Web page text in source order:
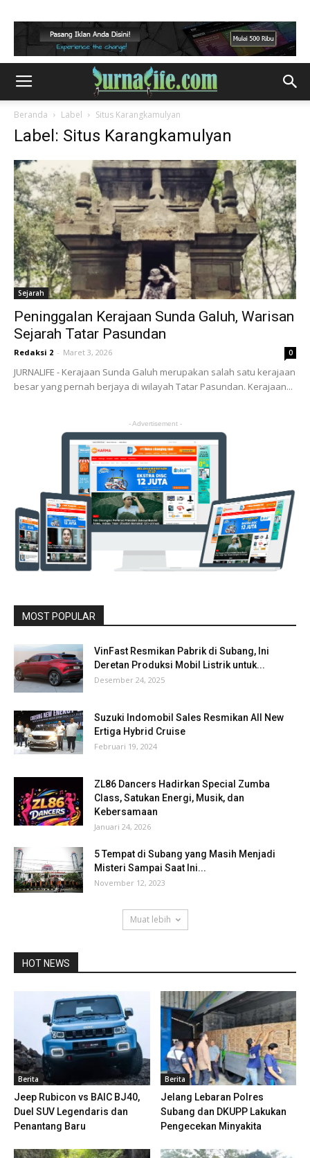
Beranda Label Situs Karangkamulyan
Label: Situs Karangkamulyan
Sejarah
Peninggalan Kerajaan Sunda Galuh, Warisan
Sejarah Tatar Pasundan
Redaksi 2 - Maret 3, 2026 0
JURNALIFE - Kerajaan Sunda Galuh merupakan salah satu kerajaan
besar yang pernah berjaya di wilayah Tatar Pasundan. Kerajaan...
- Advertisement -
MOST POPULAR
VinFast Resmikan Pabrik di Subang, Ini
Deretan Produksi Mobil Listrik untuk...
Desember 24, 2025
Suzuki Indomobil Sales Resmikan All New
Ertiga Hybrid Cruise
Februari 19, 2024
ZL86 Dancers Hadirkan Special Zumba
Class, Satukan Energi, Musik, dan
Kebersamaan
Januari 24, 2026
5 Tempat di Subang yang Masih Menjadi
Misteri Sampai Saat Ini...
November 12, 2023
Muat lebih
HOT NEWS
Berita
Jeep Rubicon vs BAIC BJ40,
Duel SUV Legendaris dan
Penantang Baru
Berita
Jelang Lebaran Polres
Subang dan DKUPP Lakukan
Pengecekan Minyakita